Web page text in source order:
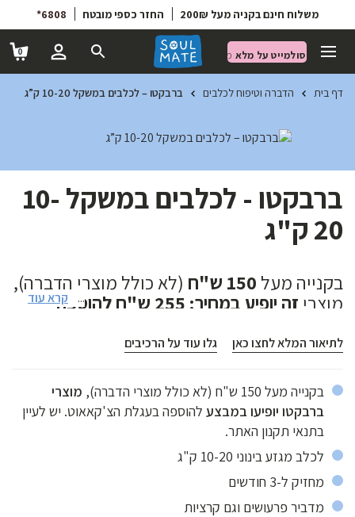
משלוח חינם בקניה מעל 200₪ החזר כספי מובטח 6808*
סולמייט על מלא מועדון הטבות 0
דף בית הדברה וטיפוח לכלבים ברבקטו – לכלבים במשקל 10-20 ק”ג
ברבקטו - לכלבים במשקל 10-
20 ק"ג
בקנייה מעל
(לא כולל מוצרי הדברה),
מוצרי
זה יופיע במחיר: 255 ש"ח להוספה
האתר.
הסולמייט שלכם ובלי ריחות לוואי כפי שיש לעיתים במוצרי הדברה אחרים
בשוק. בדקנו במשך זמן רב עם הסולמייטס שלנו כדי להיות בטוחים
שהמוצר בטוח ויעיל. הטבליה לעיסה, טעימה מאוד וקוטלת פרעושים
וקרציות.
... קרא עוד
לתיאור המלא לחצו כאן גלו עוד על הרכיבים
בקנייה מעל 150 ש"ח (לא כולל מוצרי הדברה),
מוצרי
ברבקטו יופיעו במבצע להוספה בעגלת הצ'קאאוט. יש לעיין
בתנאי תקנון האתר.
לכלב מגזע בינוני 10-20 ק"ג
מחזיק ל-3 חודשים
מדביר פרעושים וגם קרציות